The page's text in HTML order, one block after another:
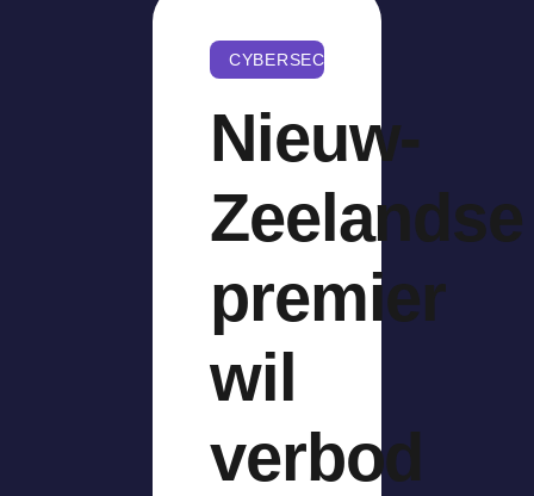
CYBERSECURITY
Nieuw-
Zeelandse
premier
wil
verbod